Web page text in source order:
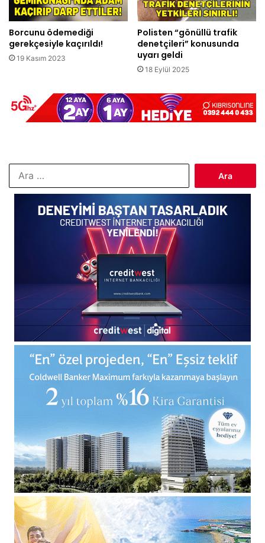
Borcunu ödemediği
gerekçesiyle kaçırıldı!
19 Kasım 2023
Polisten “gönüllü trafik
denetçileri” konusunda
uyarı geldi
18 Eylül 2025